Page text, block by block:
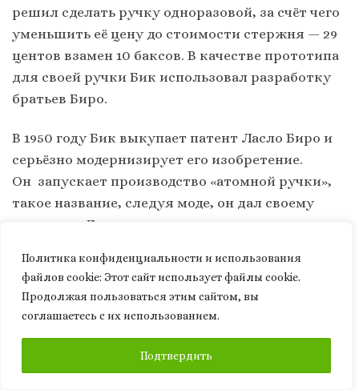
Политика конфиденциальности и использования
файлов сookie: Этот сайт использует файлы cookie.
Продолжая пользоваться этим сайтом, вы
соглашаетесь с их использованием.
Подтвердить
решил сделать ручку одноразовой, за счёт чего
уменьшить её цену до стоимости стержня — 29
центов взамен 10 баксов. В качестве прототипа
для своей ручки Бик использовал разработку
братьев Биро.
В 1950 году Бик выкупает патент Ласло Биро и
серьёзно модернизирует его изобретение.
Он запускает производство «атомной ручки»,
такое название, следуя моде, он дал своему
продукту. Для производства своих ручек он
обработки металла, вследствие чего шарики в
ручках стали диаметром всего 1 мм. Такая
шариковая ручка писала тоньше, а чернила в
пятен на бумаге. Кроме того, Бик сделал свои
ручки разборными. В них можно было менять